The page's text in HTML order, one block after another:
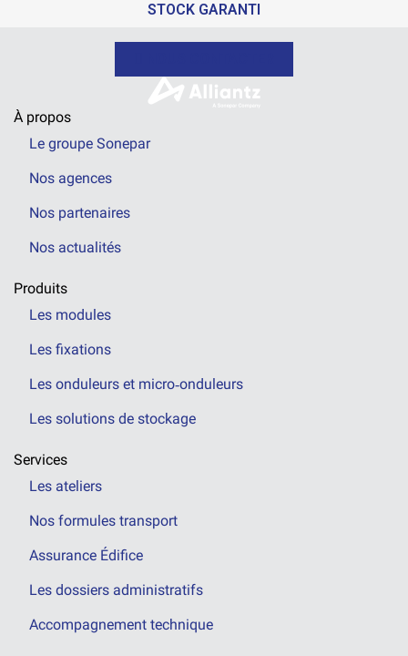
STOCK GARANTI
À propos
Le groupe Sonepar
Nos agences
Nos partenaires
Nos actualités
Produits
Les modules
Les fixations
Les onduleurs et micro‑onduleurs
Les solutions de stockage
Services
Les ateliers
Nos formules transport
Assurance Édifice
Les dossiers administratifs
Accompagnement technique